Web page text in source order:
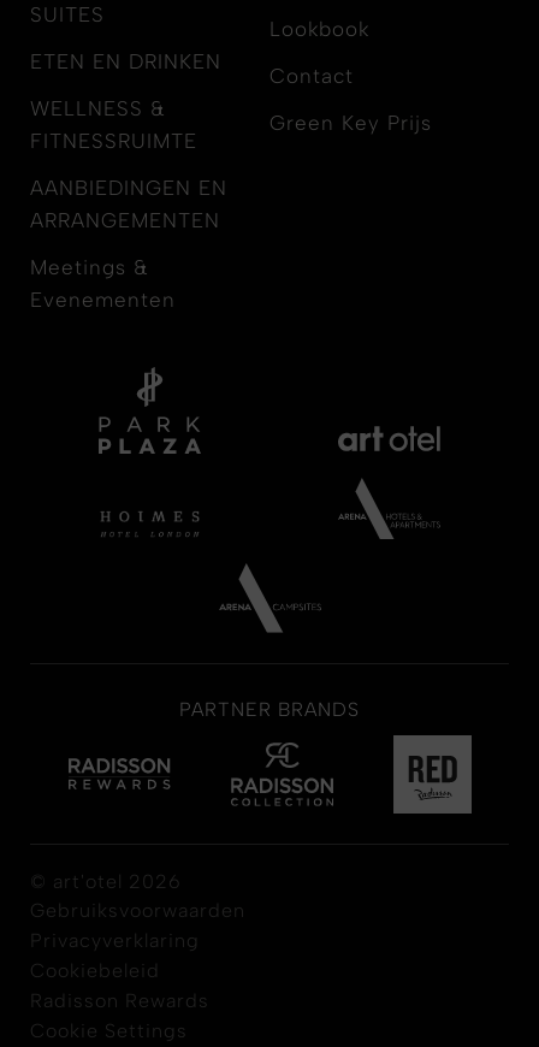
SUITES
ETEN EN DRINKEN
WELLNESS &
FITNESSRUIMTE
AANBIEDINGEN EN
ARRANGEMENTEN
Meetings &
Evenementen
Lookbook
Contact
Green Key Prijs
PARTNER BRANDS
© art'otel 2026
Gebruiksvoorwaarden
Privacyverklaring
Cookiebeleid
Radisson Rewards
Cookie Settings